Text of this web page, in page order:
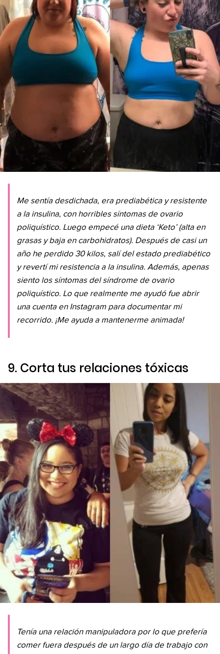
Me sentía desdichada, era prediabética y resistente
a la insulina, con horribles síntomas de ovario
poliquístico. Luego empecé una dieta ‘Keto’ (alta en
grasas y baja en carbohidratos). Después de casi un
año he perdido 30 kilos, salí del estado prediabético
y revertí mi resistencia a la insulina. Además, apenas
siento los síntomas del síndrome de ovario
poliquístico. Lo que realmente me ayudó fue abrir
una cuenta en Instagram para documentar mi
recorrido. ¡Me ayuda a mantenerme animada!
9. Corta tus relaciones tóxicas
Tenía una relación manipuladora por lo que prefería
comer fuera después de un largo día de trabajo con